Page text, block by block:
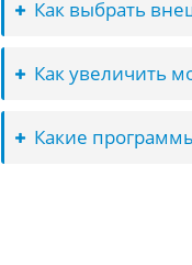
Как выбрать
Как увеличить
Какие